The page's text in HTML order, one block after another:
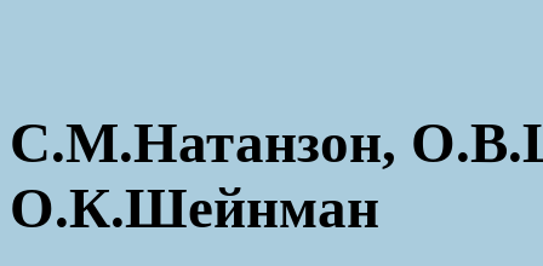
С.М.Натанзон,
О.К.Шейнман